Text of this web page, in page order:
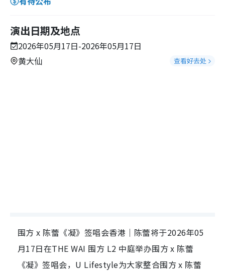
演出日期及地点
2026年05月17日-2026年05月17日
黄大仙
查看好去处
围方 x 陈蕾《凝》签唱会香港｜陈蕾将于2026年05
月17日在THE WAI 围方 L2 中庭举办围方 x 陈蕾
《凝》签唱会，U Lifestyle为大家整合围方 x 陈蕾